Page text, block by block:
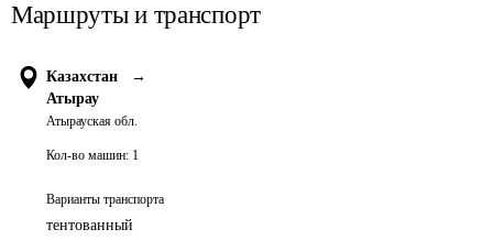
Маршруты и транспорт
Казахстан
→
Атырау
Атырауская обл.
Кол-во машин: 1
Варианты транспорта
тентованный